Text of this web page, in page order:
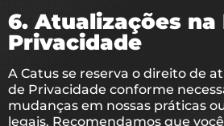
6. Atualizações
Privacidade
A Catus se reserva o direito de
de Privacidade conforme
mudanças em nossas práticas
legais. Recomendamos que